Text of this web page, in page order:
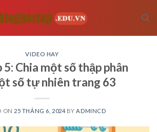
VIDEO HAY
Chia một số thập phân
số tự nhiên trang 63
ON 25 THÁNG 6, 2024 BY ADMINCD